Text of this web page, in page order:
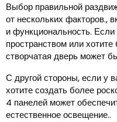
Выбор правильной
от нескольких факторов.,
и функциональность.
пространством или
створчатая дверь может
С другой стороны, если у
хотите создать более
4 панелей может
естественное освещение..